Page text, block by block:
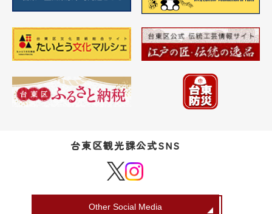
台東区観光課公式SNS
Other Social Media